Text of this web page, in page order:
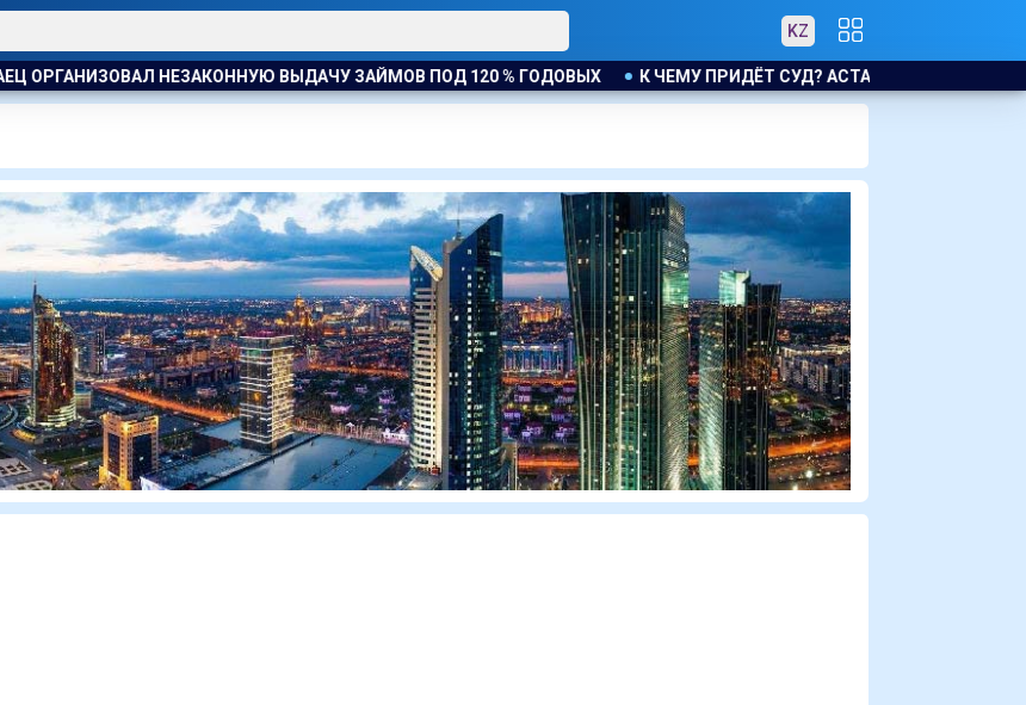
KZ
ОРГАНИЗОВАЛ НЕЗАКОННУЮ ВЫДАЧУ ЗАЙМОВ ПОД 120 % ГОДОВЫХ К ЧЕМУ ПРИДЁТ СУД? АСТАНЧАНКА ТРЕБУЕТ